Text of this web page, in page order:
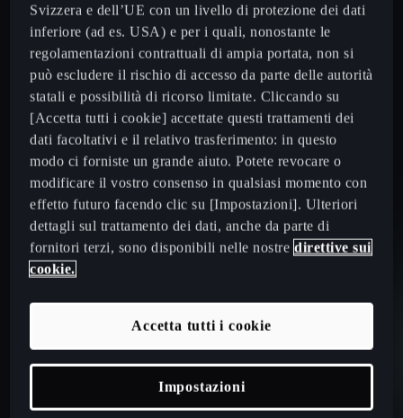
Svizzera e dell’UE con un livello di protezione dei dati
inferiore (ad es. USA) e per i quali, nonostante le
regolamentazioni contrattuali di ampia portata, non si
può escludere il rischio di accesso da parte delle autorità
statali e possibilità di ricorso limitate. Cliccando su
[Accetta tutti i cookie] accettate questi trattamenti dei
dati facoltativi e il relativo trasferimento: in questo
modo ci forniste un grande aiuto. Potete revocare o
modificare il vostro consenso in qualsiasi momento con
effetto futuro facendo clic su [Impostazioni]. Ulteriori
dettagli sul trattamento dei dati, anche da parte di
fornitori terzi, sono disponibili nelle nostre direttive sui
cookie.
Accetta tutti i cookie
Impostazioni